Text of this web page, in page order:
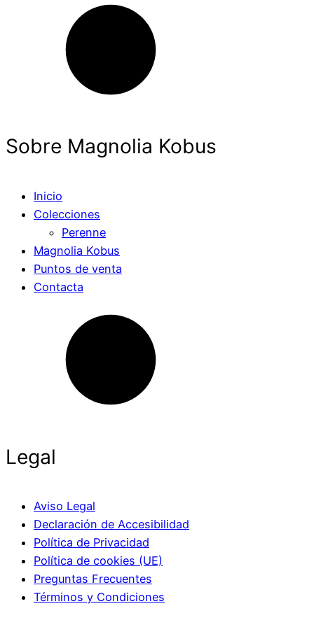
Sobre Magnolia Kobus
Inicio
Colecciones
Perenne
Magnolia Kobus
Puntos de venta
Contacta
Legal
Aviso Legal
Declaración de Accesibilidad
Política de Privacidad
Política de cookies (UE)
Preguntas Frecuentes
Términos y Condiciones